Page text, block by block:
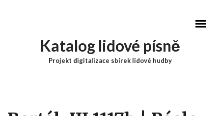
Katalog lidové písně
Projekt digitalizace sbírek lidové hudby